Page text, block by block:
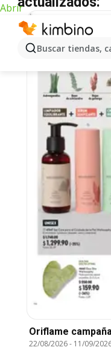
Abrir
Buscar tiendas,
Oriflame
22/08/2026- 11/09/